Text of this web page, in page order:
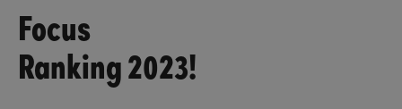
Focus
Ranking 2023!